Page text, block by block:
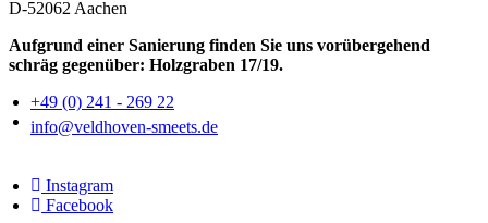
D-52062 Aachen
Aufgrund einer Sanierung finden Sie uns vorübergehend
schräg gegenüber: Holzgraben 17/19.
+49 (0) 241 - 269 22
info@veldhoven-smeets.de
Instagram
Facebook